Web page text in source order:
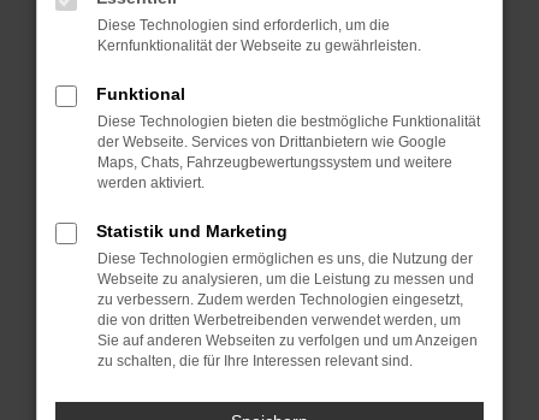
FEHLER: NETWORK
ERROR
Beim Laden ist ein Fehler aufgetreten.
Hier sind ein paar Tipps, die dir helfen
können:
Überprüfe deine Firewall und deine
Internetverbindung.
Laden andere Webseiten, zum Beispiel
deine Suchmaschine?
Prüfe deine Browsererweiterungen.
Manche Erweiterungen, wie
Werbeblocker, können das Laden
Diese Technologien sind erforderlich, um die
Kernfunktionalität der Webseite zu gewährleisten.
Funktional
Diese Technologien bieten die bestmögliche Funktionalität
der Webseite. Services von Drittanbietern wie Google
Maps, Chats, Fahrzeugbewertungssystem und weitere
werden aktiviert.
Statistik und Marketing
Diese Technologien ermöglichen es uns, die Nutzung der
Webseite zu analysieren, um die Leistung zu messen und
zu verbessern. Zudem werden Technologien eingesetzt,
die von dritten Werbetreibenden verwendet werden, um
Sie auf anderen Webseiten zu verfolgen und um Anzeigen
zu schalten, die für Ihre Interessen relevant sind.